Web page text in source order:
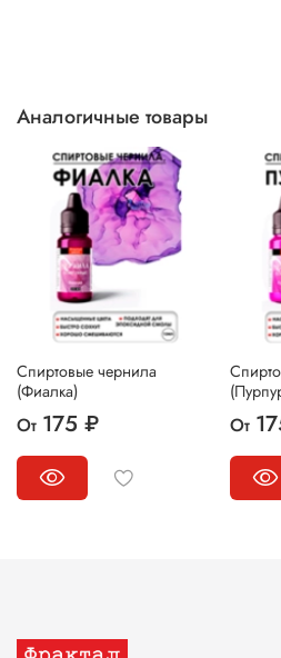
Аналогичные товары
Спиртовые чернила
(Фиалка)
От 175 ₽ От